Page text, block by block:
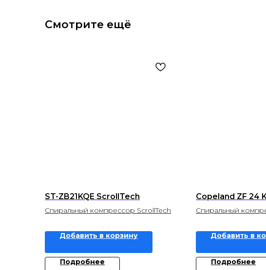
Смотрите ещё
ST-ZB21KQE ScrollTech
Спиральный компрессор ScrollTech
Добавить в корзину
Подробнее
Copeland ZF 24
Спиральный
Добавить в
Подробнее